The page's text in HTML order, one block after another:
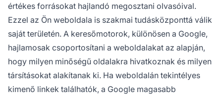
értékes forrásokat hajlandó megosztani olvasóival.
Ezzel az Ön weboldala is szakmai tudásközponttá válik
saját területén. A keresőmotorok, különösen a Google,
hajlamosak csoportosítani a weboldalakat az alapján,
hogy milyen minőségű oldalakra hivatkoznak és milyen
társításokat alakítanak ki. Ha weboldalán tekintélyes
kimenő linkek találhatók, a Google magasabb